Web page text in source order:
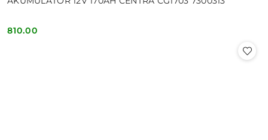
Cena:
810.00